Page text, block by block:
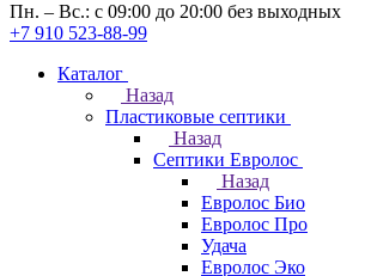
Пн. – Вс.: с 09:00 до 20:00 без выходных
+7 910 523-88-99
Каталог
Назад
Пластиковые септики
Назад
Септики Евролос
Назад
Евролос Био
Евролос Про
Удача
Евролос Эко